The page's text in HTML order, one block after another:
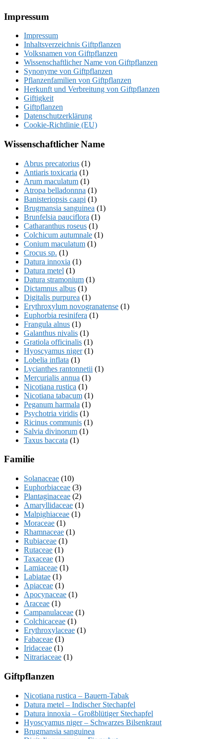
Footer
Impressum
Impressum
Inhaltsverzeichnis Giftpflanzen
Volksnamen von Giftpflanzen
Wissenschaftlicher Name von Giftpflanzen
Synonyme von Giftpflanzen
Pflanzenfamilien von Giftpflanzen
Herkunft und Verbreitung von Giftpflanzen
Giftigkeit
Giftpflanzen
Datenschutzerklärung
Cookie-Richtlinie (EU)
Wissenschaftlicher Name
Abrus precatorius (1)
Antiaris toxicaria (1)
Arum maculatum (1)
Atropa belladonnna (1)
Banisteriopsis caapi (1)
Brugmansia sanguinea (1)
Brunfelsia pauciflora (1)
Catharanthus roseus (1)
Colchicum autumnale (1)
Conium maculatum (1)
Crocus sp. (1)
Datura innoxia (1)
Datura metel (1)
Datura stramonium (1)
Dictamnus albus (1)
Digitalis purpurea (1)
Erythroxylum novogranatense (1)
Euphorbia resinifera (1)
Frangula alnus (1)
Galanthus nivalis (1)
Gratiola officinalis (1)
Hyoscyamus niger(1)
Lobelia inflata (1)
Lycianthes rantonnetii (1)
Mercurialis annua (1)
Nicotiana rustica (1)
Nicotiana tabacum (1)
Peganum harmala (1)
Psychotria viridis (1)
Ricinus communis (1)
Salvia divinorum (1)
Taxus baccata (1)
Familie
Solanaceae (10)
Euphorbiaceae (3)
Plantaginaceae (2)
Amaryllidaceae (1)
Malpighiaceae (1)
Moraceae (1)
Rhamnaceae (1)
Rubiaceae (1)
Rutaceae (1)
Taxaceae (1)
Lamiaceae (1)
Labiatae (1)
Apiaceae (1)
Apocynaceae (1)
Araceae (1)
Campanulaceae (1)
Colchicaceae (1)
Erythroxylaceae (1)
Fabaceae (1)
Iridaceae (1)
Nitrariaceae (1)
Giftpflanzen
Nicotiana rustica – Bauern-Tabak
Datura metel – Indischer Stechapfel
Datura innoxia – Großblütiger Stechapfel
Hyoscyamus niger – Schwarzes Bilsenkraut
Brugmansia sanguinea